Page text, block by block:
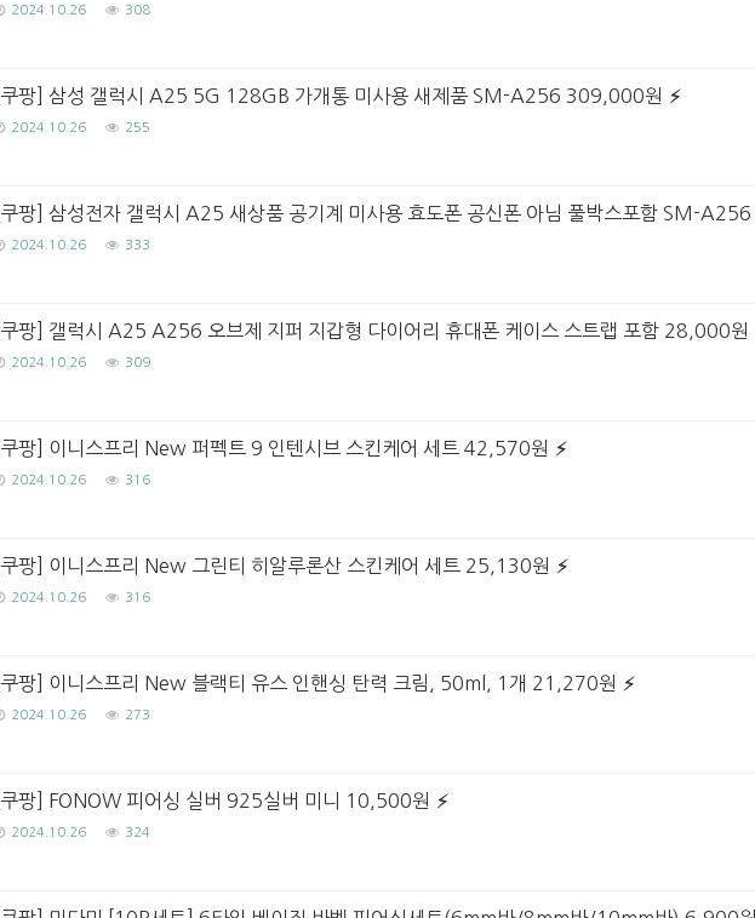
2024.10.26 308
[쿠팡] 삼성 갤럭시 A25 5G 128GB 가개통 미사용 새제품 SM-A256 309,000원
2024.10.26 255
[쿠팡] 삼성전자 갤럭시 A25 새상품 공기계 미사용 효도폰 공신폰 아님 풀박스포함 SM-
2024.10.26 333
[쿠팡] 갤럭시 A25 A256 오브제 지퍼 지갑형 다이어리 휴대폰 케이스 스트랩 포함 28,000원
2024.10.26 309
[쿠팡] 이니스프리 New 퍼펙트 9 인텐시브 스킨케어 세트 42,570원
2024.10.26 316
[쿠팡] 이니스프리 New 그린티 히알루론산 스킨케어 세트 25,130원
2024.10.26 316
[쿠팡] 이니스프리 New 블랙티 유스 인핸싱 탄력 크림, 50ml, 1개 21,270원
2024.10.26 273
[쿠팡] FONOW 피어싱 실버 925실버 미니 10,500원
2024.10.26 324